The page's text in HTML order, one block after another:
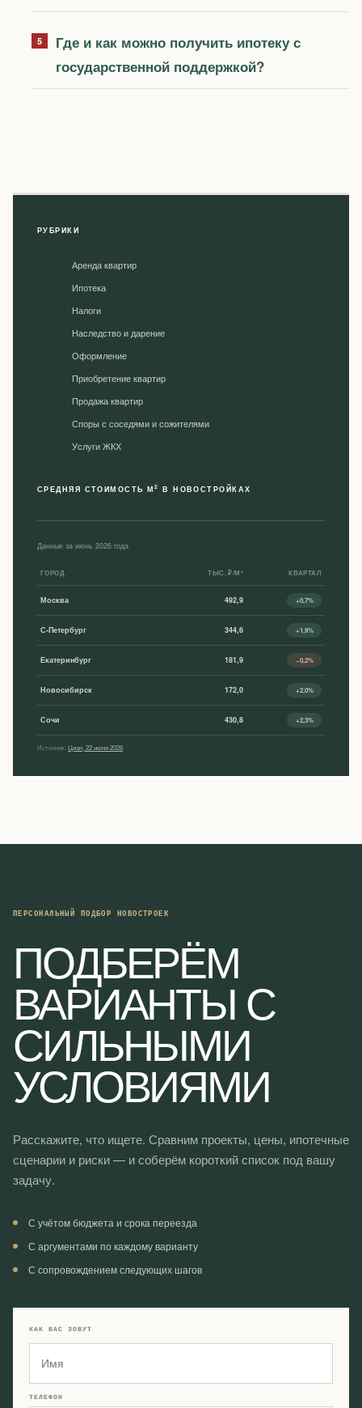
Где и как можно получить ипотеку с
государственной поддержкой?
РУБРИКИ
Аренда квартир
Ипотека
Налоги
Наследство и дарение
Оформление
Приобретение квартир
Продажа квартир
Споры с соседями и сожителями
Уcлуги ЖКХ
СРЕДНЯЯ СТОИМОСТЬ М2 В НОВОСТРОЙКАХ
Данные за июнь 2026 года
ГОРОД ТЫС. ₽/М² КВАРТАЛ
Москва 492,9 +0,7%
С-Петербург 344,6 +1,9%
Екатеринбург 181,9 −0,2%
Новосибирск 172,0 +2,0%
Сочи 430,8 +2,3%
Источник:Циан, 22 июня 2026
ПЕРСОНАЛЬНЫЙ ПОДБОР НОВОСТРОЕК
ПОДБЕРЁМ
ВАРИАНТЫ С
СИЛЬНЫМИ
УСЛОВИЯМИ
Расскажите, что ищете. Сравним проекты, цены, ипотечные
сценарии и риски — и соберём короткий список под вашу
задачу.
С учётом бюджета и срока переезда
С аргументами по каждому варианту
С сопровождением следующих шагов
КАК ВАС ЗОВУТ
ТЕЛЕФОН